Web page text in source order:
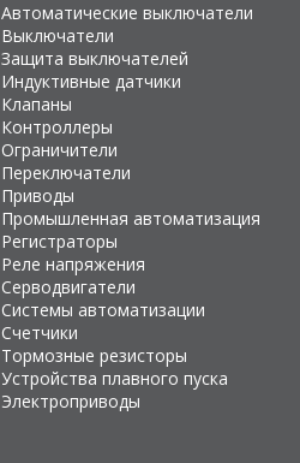
Автоматические выключатели
Выключатели
Защита выключателей
Индуктивные датчики
Клапаны
Контроллеры
Ограничители
Переключатели
Приводы
Промышленная автоматизация
Регистраторы
Реле напряжения
Серводвигатели
Системы автоматизации
Счетчики
Тормозные резисторы
Устройства плавного пуска
Электроприводы